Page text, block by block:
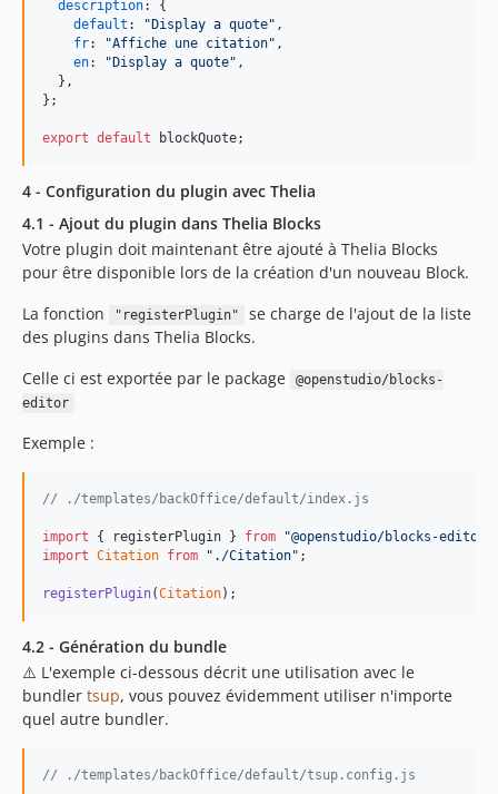
description: {
default : "Display a quote" ,
fr: "Affiche une citation" ,
en: "Display a quote" ,
} ,
} ;
export default blockQuote;
4 - Configuration du plugin avec Thelia
4.1 - Ajout du plugin dans Thelia Blocks
Votre plugin doit maintenant être ajouté à Thelia Blocks
pour être disponible lors de la création d'un nouveau Block.
La fonction
"registerPlugin"
se charge de l'ajout de la liste
des plugins dans Thelia Blocks.
Celle ci est exportée par le package
@openstudio/blocks-
editor
Exemple :
// ./templates/backOffice/default/index.js
import { registerPlugin } from "@openstudio/blocks-editor"
import Citation from "./Citation" ;
registerPlugin(Citation) ;
4.2 - Génération du bundle
⚠️ L'exemple ci-dessous décrit une utilisation avec le
bundler tsup, vous pouvez évidemment utiliser n'importe
quel autre bundler.
// ./templates/backOffice/default/tsup.config.js